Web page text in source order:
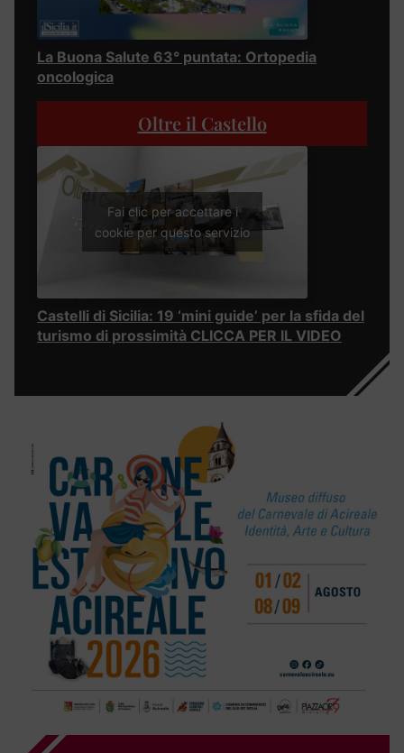
La Buona Salute 63° puntata: Ortopedia
oncologica
Oltre il Castello
Fai clic per accettare i
cookie per questo servizio
Castelli di Sicilia: 19 ‘mini guide’ per la sfida del
turismo di prossimità CLICCA PER IL VIDEO